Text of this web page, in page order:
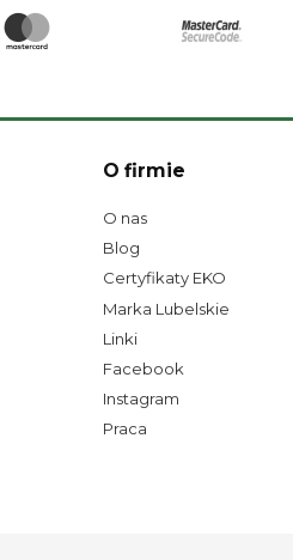
O firmie
O nas
Blog
Certyfikaty EKO
Marka Lubelskie
Linki
Facebook
Instagram
Praca